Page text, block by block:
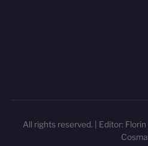
©2016 - 2026 اوراسیا بایک. All rights reserved. | Editor: Florin
Cosma